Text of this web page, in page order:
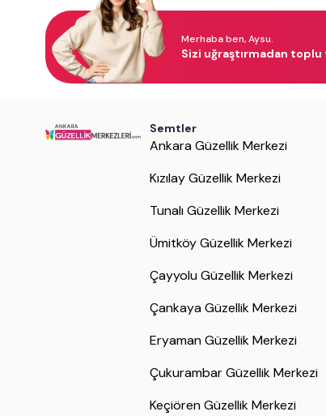
Merhaba ben, Aysu.
Sizi uğraştırmadan
Semtler
Ankara Güzellik Merkezi
Kızılay Güzellik Merkezi
Tunalı Güzellik Merkezi
Ümitköy Güzellik Merkezi
Çayyolu Güzellik Merkezi
Çankaya Güzellik Merkezi
Eryaman Güzellik Merkezi
Çukurambar Güzellik Merkezi
Keçiören Güzellik Merkezi